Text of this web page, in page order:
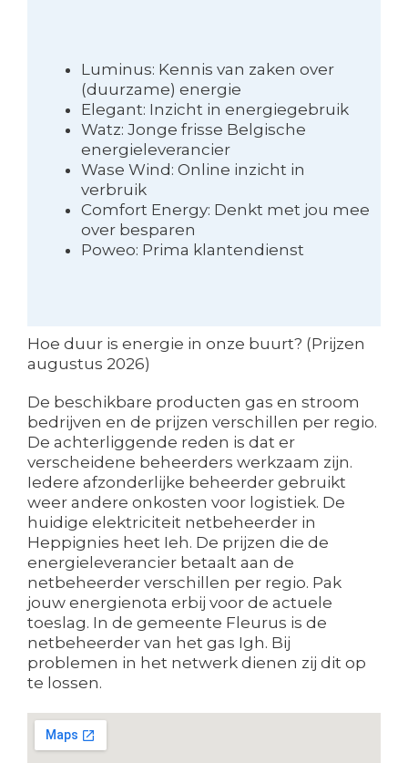
Luminus: Kennis van zaken over
(duurzame) energie
Elegant: Inzicht in energiegebruik
Watz: Jonge frisse Belgische
energieleverancier
Wase Wind: Online inzicht in
verbruik
Comfort Energy: Denkt met jou mee
over besparen
Poweo: Prima klantendienst
Hoe duur is energie in onze buurt? (Prijzen
augustus 2026)
De beschikbare producten gas en stroom
bedrijven en de prijzen verschillen per regio.
De achterliggende reden is dat er
verscheidene beheerders werkzaam zijn.
Iedere afzonderlijke beheerder gebruikt
weer andere onkosten voor logistiek. De
huidige elektriciteit netbeheerder in
Heppignies heet Ieh. De prijzen die de
energieleverancier betaalt aan de
netbeheerder verschillen per regio. Pak
jouw energienota erbij voor de actuele
toeslag. In de gemeente Fleurus is de
netbeheerder van het gas Igh. Bij
problemen in het netwerk dienen zij dit op
te lossen.